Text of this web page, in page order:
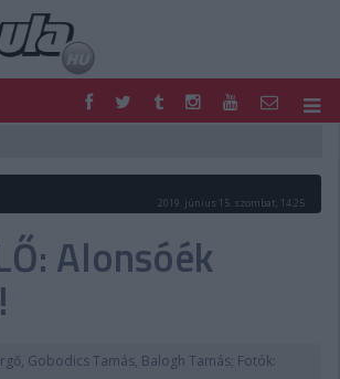
MOTOR
SHOP
2019. június 15. szombat, 14:25
Alonsóék
Gobodics Tamás, Balogh Tamás; Fotók: